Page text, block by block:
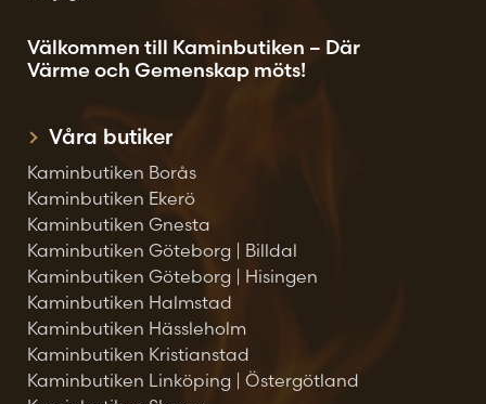
Välkommen till Kaminbutiken – Där
Värme och Gemenskap möts!
Våra butiker
Kaminbutiken Borås
Kaminbutiken Ekerö
Kaminbutiken Gnesta
Kaminbutiken Göteborg | Billdal
Kaminbutiken Göteborg | Hisingen
Kaminbutiken Halmstad
Kaminbutiken Hässleholm
Kaminbutiken Kristianstad
Kaminbutiken Linköping | Östergötland